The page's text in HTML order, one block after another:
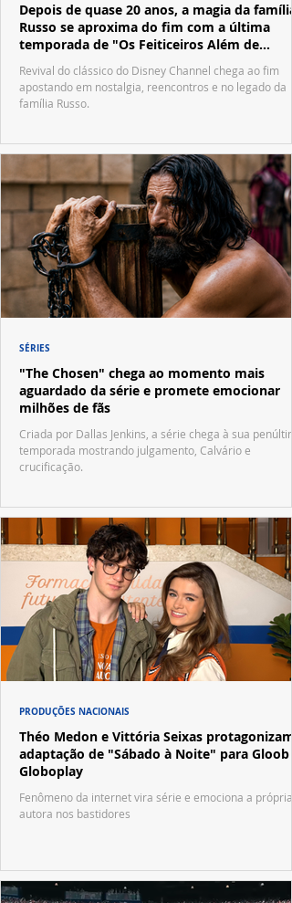
Depois de quase 20 anos, a magia da família
Russo se aproxima do fim com a última
temporada de "Os Feiticeiros Além de
Waverly Place"
Revival do clássico do Disney Channel chega ao fim
apostando em nostalgia, reencontros e no legado da
família Russo.
"The Chosen" chega ao momento mais
aguardado da série e promete emocionar
milhões de fãs
Criada por Dallas Jenkins, a série chega à sua
temporada mostrando julgamento, Calvário e
crucificação.
SÉRIES
Théo Medon e Vittória Seixas protagonizam
adaptação de "Sábado à Noite" para Gloob e
Globoplay
Fenômeno da internet vira série e emociona a própria
autora nos bastidores
PRODUÇÕES NACIONAIS